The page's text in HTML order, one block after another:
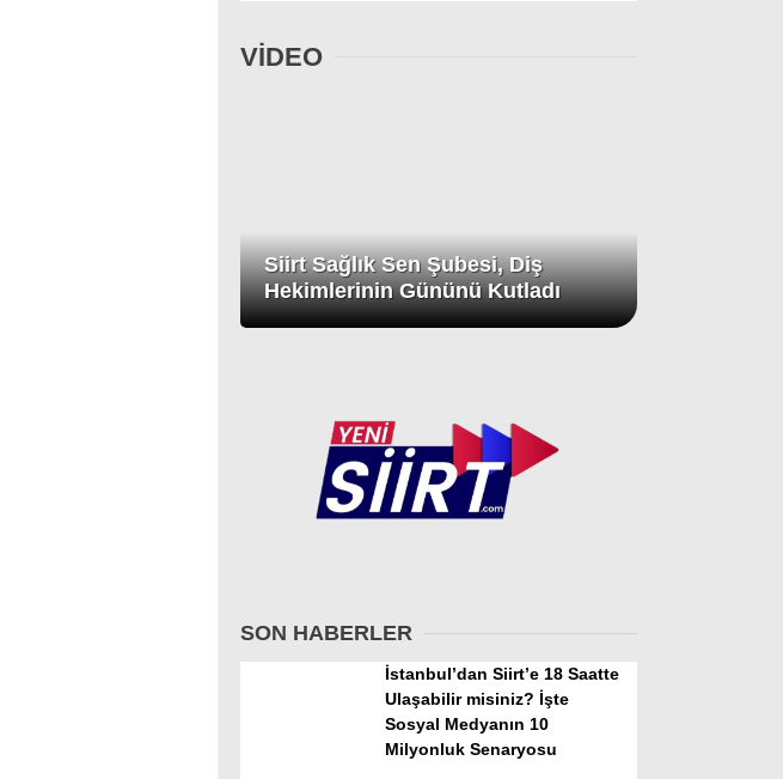
VİDEO
Siirt Sağlık Sen Şubesi, Diş
Hekimlerinin Gününü Kutladı
SON HABERLER
İstanbul’dan Siirt’e 18 Saatte
Ulaşabilir misiniz? İşte
Sosyal Medyanın 10
Milyonluk Senaryosu